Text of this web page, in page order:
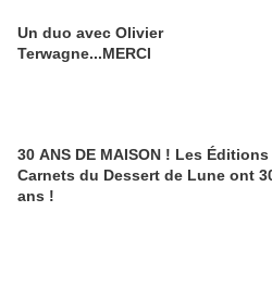
Un duo avec Olivier
Terwagne...MERCI
30 ANS DE MAISON ! Les Éditions
Carnets du Dessert de Lune ont
ans !